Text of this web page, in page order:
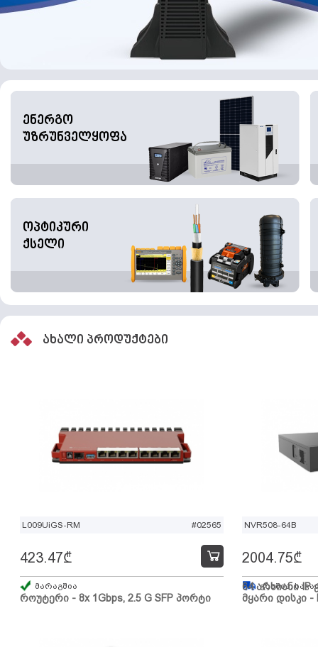
ენერგო
უზრუნველყოფა
ოპტიკური
ქსელი
ახალი პროდუქტები
L009UiGS-RM #02565
როუტერი - 8x 1Gbps, 2.5 G SFP პორტი
423.47₾
მარაგშია
NVR508-64B
64 არხიანი IP
მყარი დისკი -
2004.75₾
გზაშია,